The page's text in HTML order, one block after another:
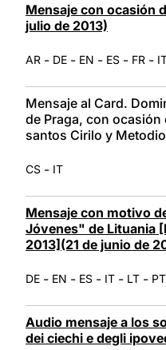
Mensaje con ocasión
julio de 2013)
AR - DE - EN - ES - FR -
Mensaje al Card.
de Praga, con
santos Cirilo y
CS - IT
Mensaje con motivo
Jóvenes" de Lituania
2013](21 de junio de
DE - EN - ES - IT - LT - PT
Audio mensaje a los
dei ciechi e degli